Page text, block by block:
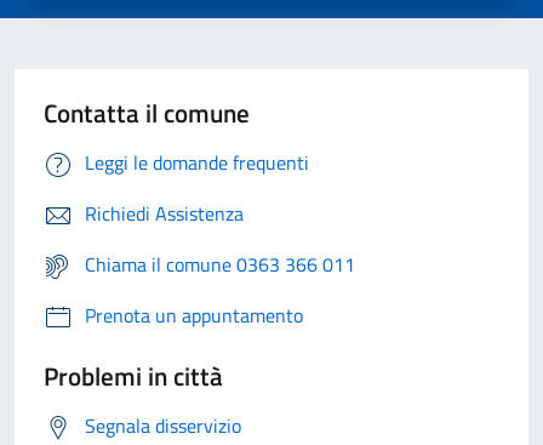
Contatta il comune
Leggi le domande frequenti
Richiedi Assistenza
Chiama il comune 0363 366 011
Prenota un appuntamento
Problemi in città
Segnala disservizio